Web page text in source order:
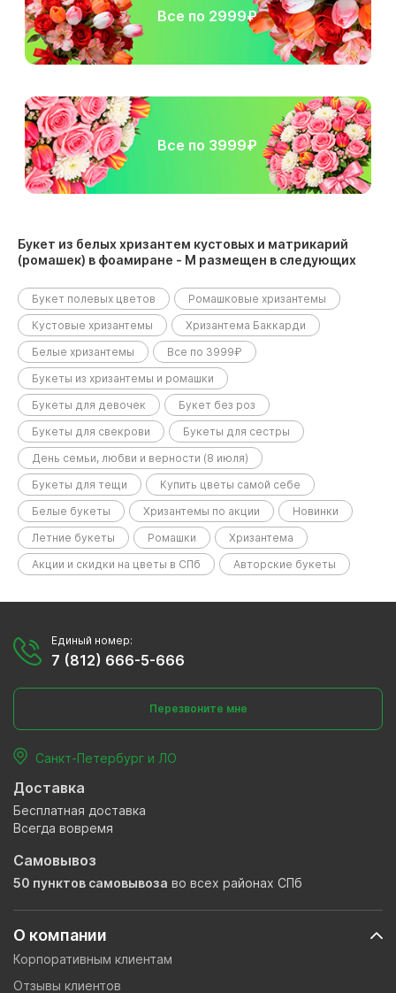
Все по 2999₽
Все по 3999₽
Букет из белых хризантем кустовых и матрикарий
(ромашек) в фоамиране - M размещен в следующих
Букет полевых цветов
Ромашковые хризантемы
Кустовые хризантемы
Хризантема Баккарди
Белые хризантемы
Все по 3999₽
Букеты из хризантемы и ромашки
Букеты для девочек
Букет без роз
Букеты для свекрови
Букеты для сестры
День семьи, любви и верности (8 июля)
Букеты для тещи
Купить цветы самой себе
Белые букеты
Хризантемы по акции
Новинки
Летние букеты
Ромашки
Хризантема
Акции и скидки на цветы в СПб
Авторские букеты
О компании
Корпоративным клиентам
Отзывы клиентов
Единый номер:
7 (812) 666-5-666
Перезвоните мне
Санкт-Петербург и ЛО
Доставка
Бесплатная доставка
Всегда вовремя
Самовывоз
50 пунктов самовывоза во всех районах СПб